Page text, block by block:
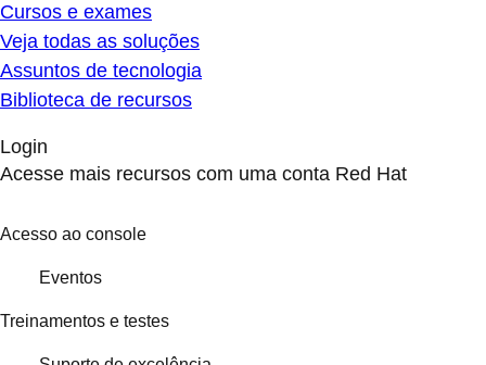
Cursos e exames
Veja todas as soluções
Assuntos de tecnologia
Biblioteca de recursos
Login
Acesse mais recursos com uma conta Red Hat
Acesso ao console
Eventos
Treinamentos e testes